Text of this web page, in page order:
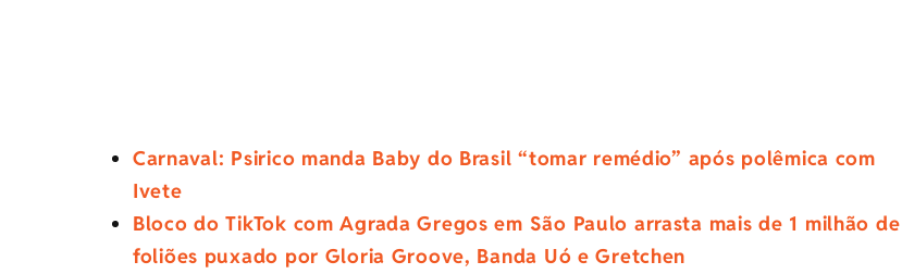
Carnaval: Psirico manda Baby do Brasil “tomar remédio” após polêmica com
Ivete
Bloco do TikTok com Agrada Gregos em São Paulo arrasta mais de 1 milhão de
foliões puxado por Gloria Groove, Banda Uó e Gretchen